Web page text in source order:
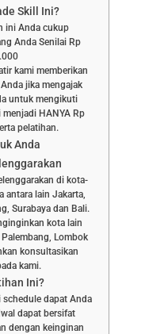
Skill Ini?
ini Anda cukup
Anda Senilai Rp
kami memberikan
jika mengajak
untuk mengikuti
HANYA Rp
pelatihan.
Anda
di kota-
antara lain Jakarta,
Surabaya dan Bali.
kota lain
Lombok
konsultasikan
kami.
Ini?
dapat Anda
dapat bersifat
dengan keinginan